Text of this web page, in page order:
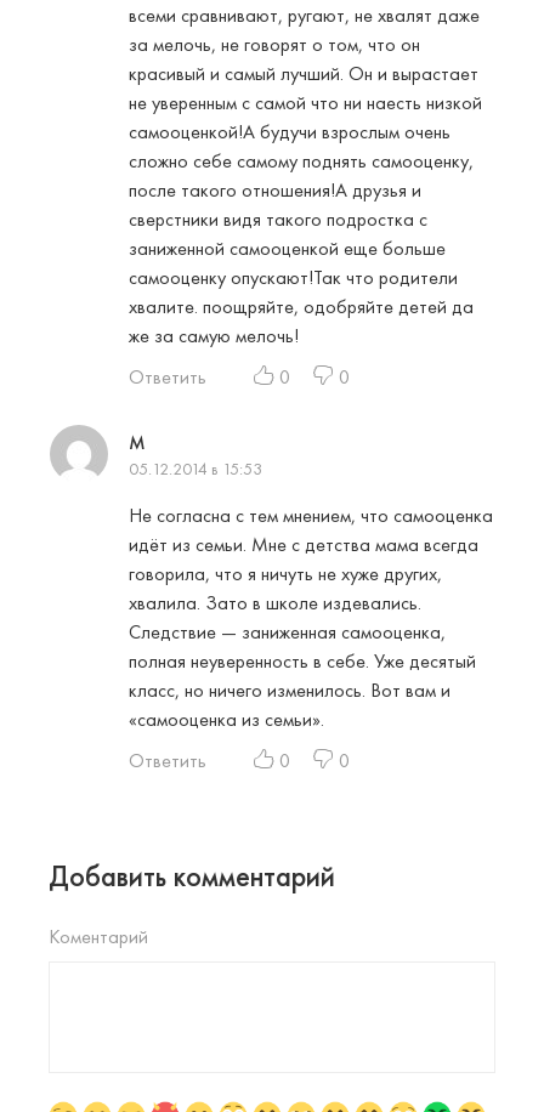
всеми сравнивают, ругают, не хвалят даже
за мелочь, не говорят о том, что он
красивый и самый лучший. Он и вырастает
не уверенным с самой что ни наесть низкой
самооценкой!А будучи взрослым очень
сложно себе самому поднять самооценку,
после такого отношения!А друзья и
сверстники видя такого подростка с
заниженной самооценкой еще больше
самооценку опускают!Так что родители
хвалите. поощряйте, одобряйте детей да
же за самую мелочь!
Ответить
0 0
M
05.12.2014 в 15:53
Не согласна с тем мнением, что самооценка
идёт из семьи. Мне с детства мама всегда
говорила, что я ничуть не хуже других,
хвалила. Зато в школе издевались.
Следствие — заниженная самооценка,
полная неуверенность в себе. Уже десятый
класс, но ничего изменилось. Вот вам и
«самооценка из семьи».
Ответить
0 0
Добавить комментарий
Коментарий